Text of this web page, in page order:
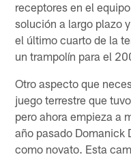
receptores en el
solución a largo plazo
el último cuarto de la
un trampolín para el
Otro aspecto que
juego terrestre que
pero ahora empieza a
año pasado Domanick
como novato. Esta